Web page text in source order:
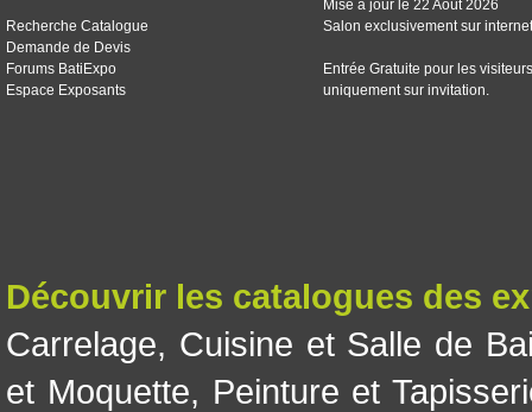
Recherche Catalogue
Demande de Devis
Forums BatiExpo
Espace Exposants
Mise à jour le 22 Août 2026
Salon exclusivement sur internet
Entrée Gratuite pour les visiteurs
uniquement sur invitation.
Découvrir les catalogues des
Carrelage, Cuisine et Salle de
et Moquette, Peinture et